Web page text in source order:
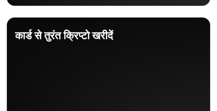
कार्ड से तुरंत क्रिप्टो खरीदें